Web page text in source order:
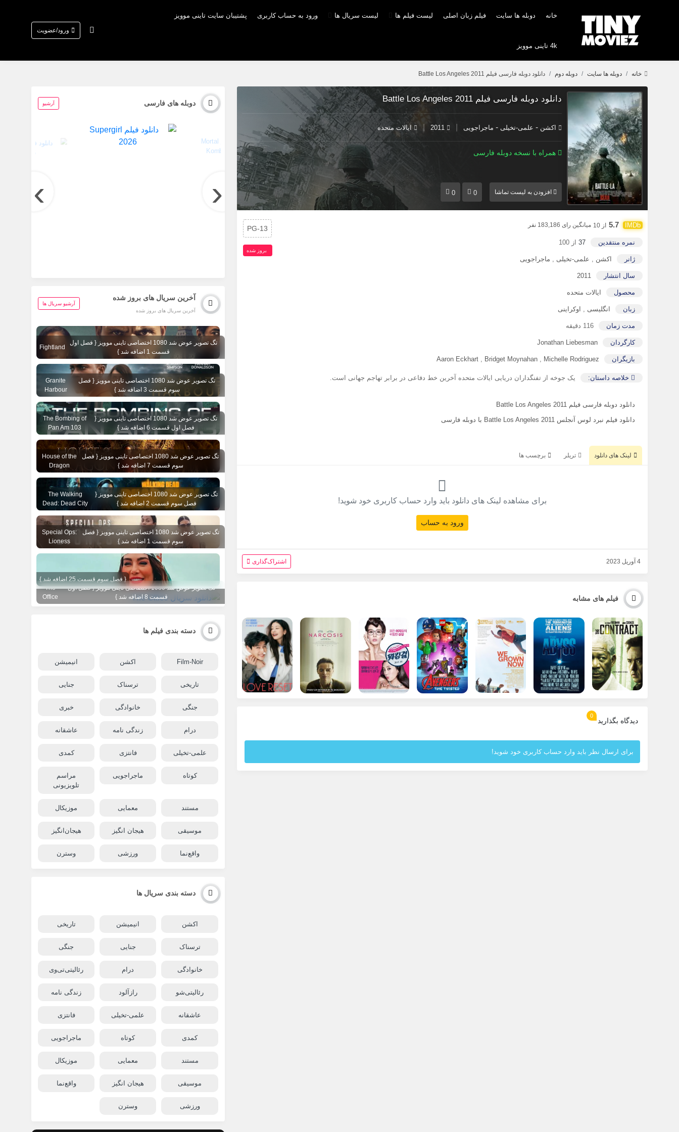
خانه دوبله ها سایت فیلم زبان اصلی لیست فیلم ها لیست سریال ها ورود به حساب کاربری پشتیبان سایت تاینی موویز
4k تاینی موویز
ورود/عضویت
خانه دوبله ها سایت دوبله دوم دانلود دوبله فارسی فیلم Battle Los Angeles 2011
دانلود دوبله فارسی فیلم Battle Los Angeles 2011
اکشن - علمی-تخیلی - ماجراجویی 2011 ایالات متحده
همراه با نسخه دوبله فارسی
افزودن به لیست تماشا 0
0
5.7 از 10 میانگین رای 183,186 نفر
نمره منتقدین 37 از 100
ژانر اکشن , علمی-تخیلی , ماجراجویی
سال انتشار 2011
محصول ایالات متحده
زبان انگلیسی , اوکراینی
مدت زمان 116 دقیقه
کارگردان Jonathan Liebesman
بازیگران Aaron Eckhart , Bridget Moynahan , Michelle Rodriguez
خلاصه داستان: یک جوخه از تفنگداران دریایی ایالات متحده آخرین خط دفاعی در برابر تهاجم جهانی است.
PG-13
بروز‌ شده
دانلود دوبله فارسی فیلم Battle Los Angeles 2011
دانلود فیلم نبرد لوس آنجلس Battle Los Angeles 2011 با دوبله فارسی
لینک های دانلود تریلر برچسب ها
برای مشاهده لینک های دانلود باید وارد حساب کاربری خود شوید!
ورود به حساب
4 آوریل 2023 اشتراک‌گذاری
فیلم های مشابه
دیدگاه بگذارید
0
برای ارسال نظر باید وارد حساب کاربری خود شوید!
دوبله های فارسی آرشیو
‹
›
آخرین سریال های بروز شده
آخرین سریال های بروز شده
آرشیو سریال ها
تگ تصویر عوض شد 1080 اختصاصی تاینی موویز { فصل اول
قسمت 1 اضافه شد }
Fightland
تگ تصویر عوض شد 1080 اختصاصی تاینی موویز { فصل
سوم قسمت 3 اضافه شد }
Granite
Harbour
تگ تصویر عوض شد 1080 اختصاصی تاینی موویز {
فصل اول قسمت 6 اضافه شد }
The Bombing of
Pan Am 103
تگ تصویر عوض شد 1080 اختصاصی تاینی موویز { فصل
سوم قسمت 7 اضافه شد }
House of the
Dragon
تگ تصویر عوض شد 1080 اختصاصی تاینی موویز {
فصل سوم قسمت 2 اضافه شد }
The Walking
Dead: Dead City
تگ تصویر عوض شد 1080 اختصاصی تاینی موویز { فصل
سوم قسمت 1 اضافه شد }
Special Ops:
Lioness
{ فصل سوم قسمت 25 اضافه شد }
تگ تصویر عوض شد 1080 اختصاصی تاینی موویز { فصل اول
قسمت 8 اضافه شد }
The
Office
دسته بندی فیلم ها
Film-Noir اکشن انیمیشن
تاریخی ترسناک جنایی
جنگی خانوادگی خبری
درام زندگی نامه عاشقانه
علمی-تخیلی فانتزی کمدی
کوتاه ماجراجویی
مراسم
تلویزیونی
مستند معمایی موزیکال
موسیقی هیجان انگیز هیجان‌انگیز
واقع‌نما ورزشی وسترن
دسته بندی سریال ها
اکشن انیمیشن تاریخی
ترسناک جنایی جنگی
خانوادگی درام رئالیتی‌تی‌وی
رئالیتی‌شو رازآلود زندگی نامه
عاشقانه علمی-تخیلی فانتزی
کمدی کوتاه ماجراجویی
مستند معمایی موزیکال
موسیقی هیجان انگیز واقع‌نما
ورزشی وسترن